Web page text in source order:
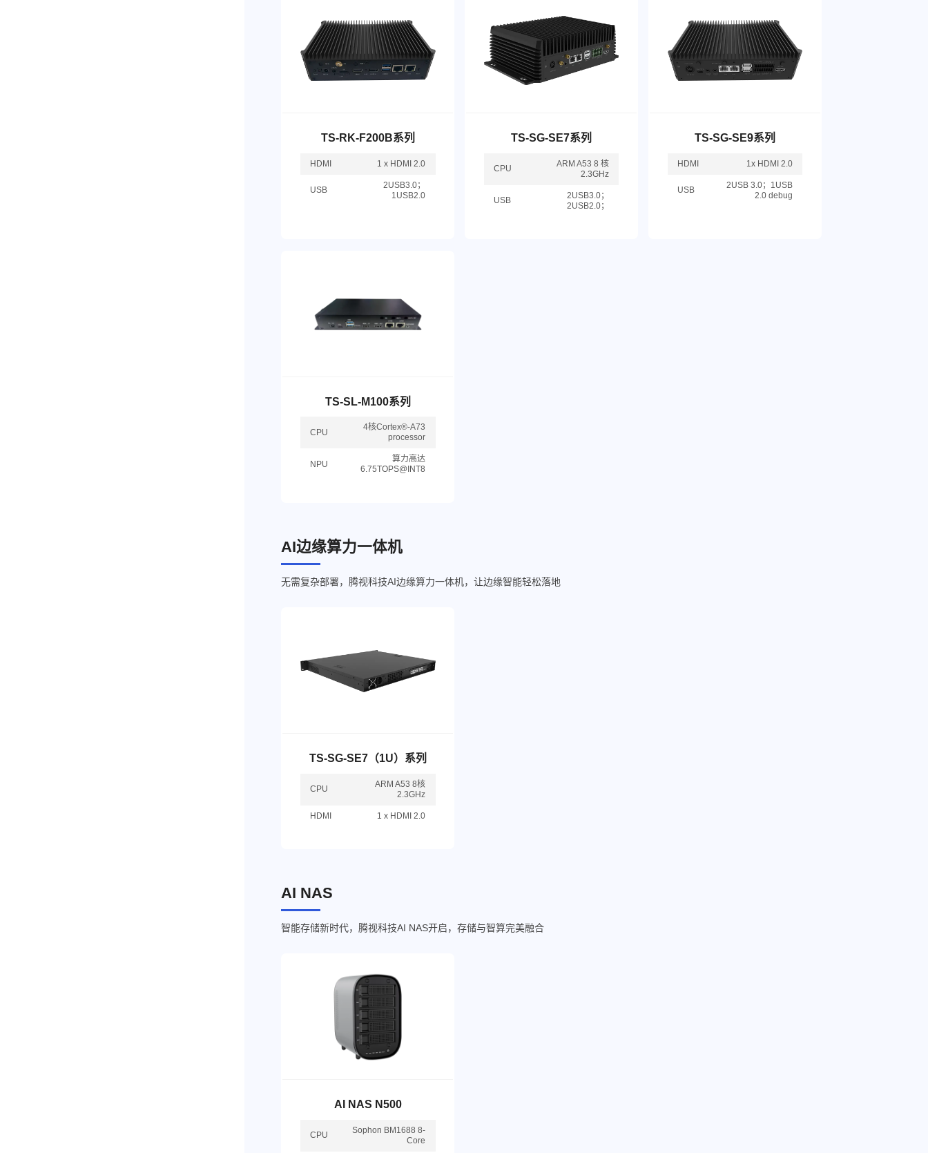
TS-RK-F200B系列
HDMI 1 x HDMI 2.0
USB
2USB3.0；
1USB2.0
TS-SG-SE7系列
CPU
ARM A53 8 核
2.3GHz
USB
2USB3.0；
2USB2.0；
TS-SG-SE9系列
HDMI 1x HDMI 2.0
USB
2USB 3.0；1USB
2.0 debug
TS-SL-M100系列
CPU
4核Cortex®-A73
processor
NPU
算力高达
6.75TOPS@INT8
AI边缘算力一体机
无需复杂部署，腾视科技AI边缘算力一体机，让边缘智能轻松落地
TS-SG-SE7（1U）系列
CPU
ARM A53 8核
2.3GHz
HDMI 1 x HDMI 2.0
AI NAS
智能存储新时代，腾视科技AI NAS开启，存储与智算完美融合
AI NAS N500
CPU
Sophon BM1688 8-
Core